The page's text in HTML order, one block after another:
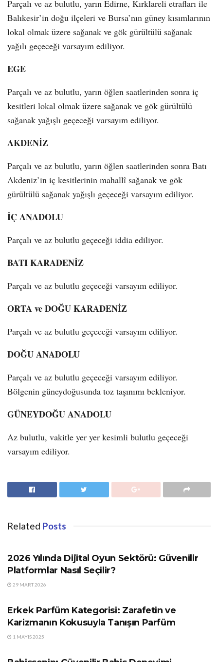
Parçalı ve az bulutlu, yarın Edirne, Kırklareli etrafları ile
Balıkesir’in doğu ilçeleri ve Bursa’nın güney kısımlarının
lokal olmak üzere sağanak ve gök gürültülü sağanak
yağılı geçeceği varsayım ediliyor.
EGE
Parçalı ve az bulutlu, yarın öğlen saatlerinden sonra iç
kesitleri lokal olmak üzere sağanak ve gök gürültülü
sağanak yağışlı geçeceği varsayım ediliyor.
AKDENİZ
Parçalı ve az bulutlu, yarın öğlen saatlerinden sonra Batı
Akdeniz’in iç kesitlerinin mahallî sağanak ve gök
gürültülü sağanak yağışlı geçeceği varsayım ediliyor.
İÇ ANADOLU
Parçalı ve az bulutlu geçeceği iddia ediliyor.
BATI KARADENİZ
Parçalı ve az bulutlu geçeceği varsayım ediliyor.
ORTA ve DOĞU KARADENİZ
Parçalı ve az bulutlu geçeceği varsayım ediliyor.
DOĞU ANADOLU
Parçalı ve az bulutlu geçeceği varsayım ediliyor.
Bölgenin güneydoğusunda toz taşınımı bekleniyor.
GÜNEYDOĞU ANADOLU
Az bulutlu, vakitle yer yer kesimli bulutlu geçeceği
varsayım ediliyor.
Related Posts
2026 Yılında Dijital Oyun Sektörü: Güvenilir
Platformlar Nasıl Seçilir?
29 MART 2026
Erkek Parfüm Kategorisi: Zarafetin ve
Karizmanın Kokusuyla Tanışın Parfüm
1 MAYIS 2025